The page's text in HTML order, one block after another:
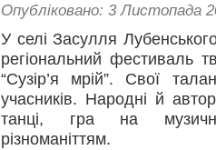
Опубліковано: 3 Листопада
У селі Засулля
регіональний фестиваль
“Сузір’я мрій”. Свої
учасників. Народні й
танці, гра на
різноманіттям.